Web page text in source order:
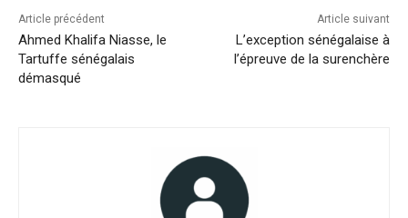
Article précédent
Ahmed Khalifa Niasse, le
Tartuffe sénégalais
démasqué
Article suivant
L’exception sénégalaise à
l’épreuve de la surenchère